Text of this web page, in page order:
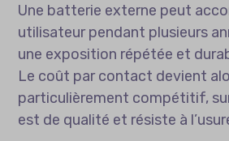
Une batterie externe peut
utilisateur pendant plusieurs
une exposition répétée et
Le coût par contact devient
particulièrement compétitif,
est de qualité et résiste à